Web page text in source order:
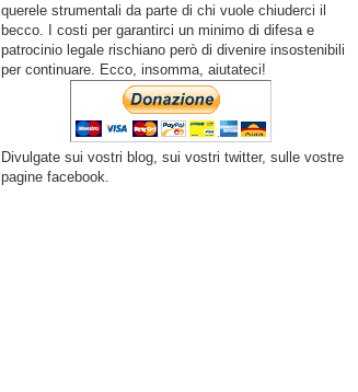
querele strumentali da parte di chi vuole chiuderci il
becco. I costi per garantirci un minimo di difesa e
patrocinio legale rischiano però di divenire insostenibili
per continuare. Ecco, insomma, aiutateci!
Divulgate sui vostri blog, sui vostri twitter, sulle vostre
pagine facebook.